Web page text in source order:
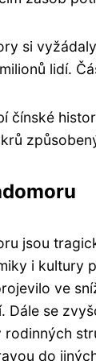
si
lidí.
čínské
jsou
i kultury
ve
Dále se
rodinných
do